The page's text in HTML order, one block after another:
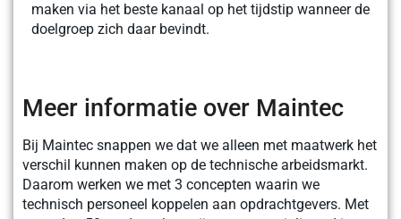
maken via het beste kanaal op het tijdstip wanneer de
doelgroep zich daar bevindt.
Meer informatie over Maintec
Bij Maintec snappen we dat we alleen met maatwerk het
verschil kunnen maken op de technische arbeidsmarkt.
Daarom werken we met 3 concepten waarin we
technisch personeel koppelen aan opdrachtgevers. Met